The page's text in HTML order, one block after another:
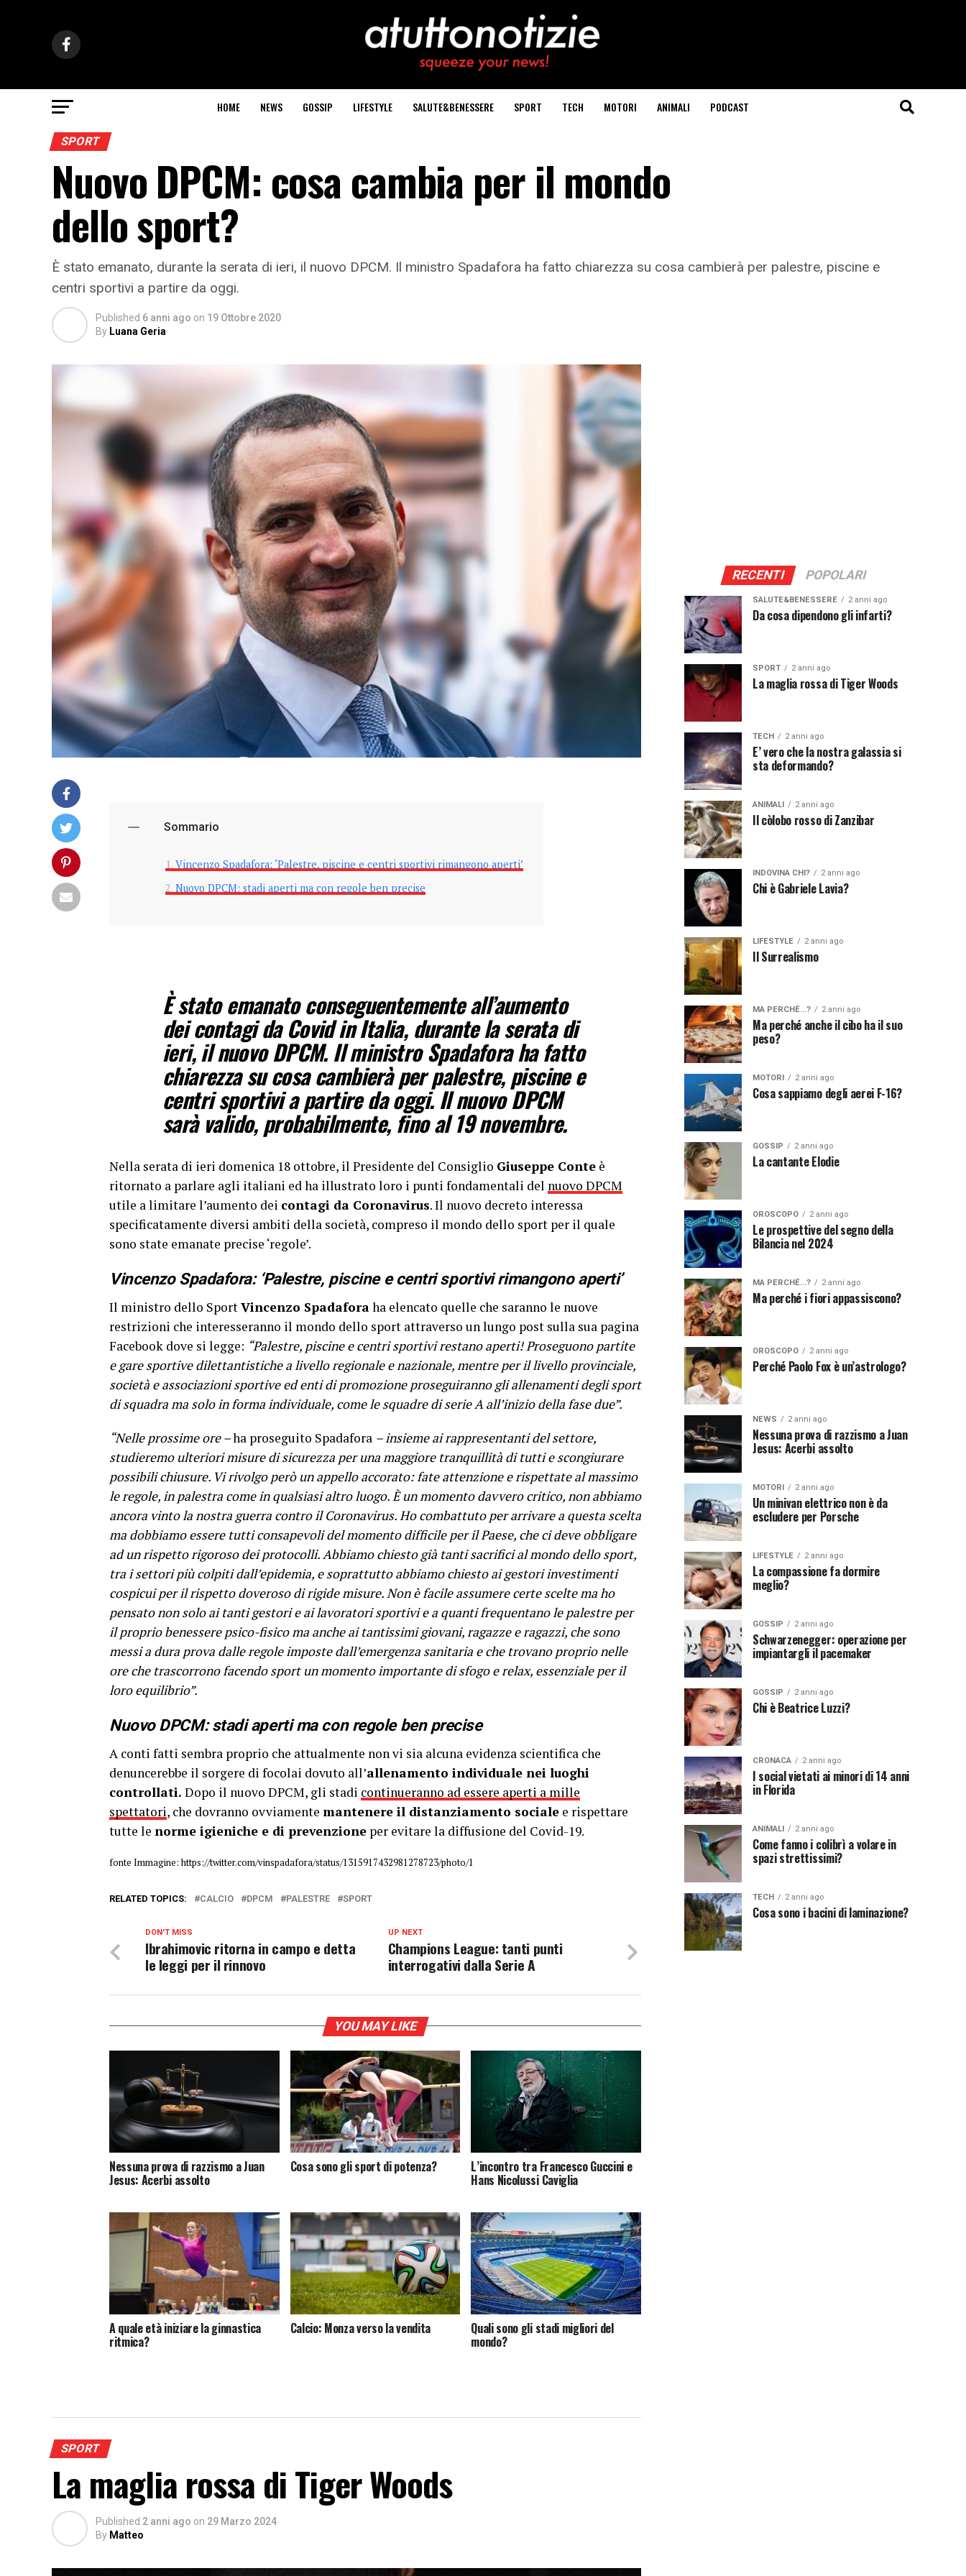
HOME NEWS GOSSIP LIFESTYLE SALUTE&BENESSERE SPORT TECH MOTORI ANIMALI PODCAST
SPORT
Nuovo DPCM: cosa cambia per il mondo
dello sport?
È stato emanato, durante la serata di ieri, il nuovo DPCM. Il ministro Spadafora ha fatto chiarezza su cosa cambierà per palestre, piscine e
centri sportivi a partire da oggi.
Published 6 anni ago on 19 Ottobre 2020
By Luana Geria
Sommario
Vincenzo Spadafora: ‘Palestre, piscine e centri sportivi rimangono aperti’
Nuovo DPCM: stadi aperti ma con regole ben precise
È stato emanato conseguentemente all’aumento
dei contagi da Covid in Italia, durante la serata di
ieri, il nuovo DPCM. Il ministro Spadafora ha fatto
chiarezza su cosa cambierà per palestre, piscine e
centri sportivi a partire da oggi. Il nuovo DPCM
sarà valido, probabilmente, fino al 19 novembre.
Nella serata di ieri domenica 18 ottobre, il Presidente del Consiglio Giuseppe Conte è
ritornato a parlare agli italiani ed ha illustrato loro i punti fondamentali del nuovo DPCM
utile a limitare l’aumento dei contagi da Coronavirus. Il nuovo decreto interessa
specificatamente diversi ambiti della società, compreso il mondo dello sport per il quale
sono state emanate precise ‘regole’.
Vincenzo Spadafora: ‘Palestre, piscine e centri sportivi rimangono aperti’
Il ministro dello SportVincenzo Spadaforaha elencato quelle che saranno le nuove
restrizioni che interesseranno il mondo dello sport attraverso un lungo post sulla sua pagina
Facebook dove si legge: “Palestre, piscine e centri sportivi restano aperti! Proseguono partite
e gare sportive dilettantistiche a livello regionale e nazionale, mentre per il livello provinciale,
società e associazioni sportive ed enti di promozione proseguiranno gli allenamenti degli sport
di squadra ma solo in forma individuale, come le squadre di serie A all’inizio della fase due”.
“Nelle prossime ore –ha proseguito Spadafora – insieme ai rappresentanti del settore,
studieremo ulteriori misure di sicurezza per una maggiore tranquillità di tutti e scongiurare
possibili chiusure. Vi rivolgo però un appello accorato: fate attenzione e rispettate al massimo
le regole, in palestra come in qualsiasi altro luogo. È un momento davvero critico, non abbiamo
ancora vinto la nostra guerra contro il Coronavirus. Ho combattuto per arrivare a questa scelta
ma dobbiamo essere tutti consapevoli del momento difficile per il Paese, che ci deve obbligare
ad un rispetto rigoroso dei protocolli. Abbiamo chiesto già tanti sacrifici al mondo dello sport,
tra i settori più colpiti dall’epidemia, e soprattutto abbiamo chiesto ai gestori investimenti
cospicui per il rispetto doveroso di rigide misure. Non è facile assumere certe scelte ma ho
pensato non solo ai tanti gestori e ai lavoratori sportivi e a quanti frequentano le palestre per
il proprio benessere psico-fisico ma anche ai tantissimi giovani, ragazze e ragazzi, che sono
messi a dura prova dalle regole imposte dall’emergenza sanitaria e che trovano proprio nelle
ore che trascorrono facendo sport un momento importante di sfogo e relax, essenziale per il
loro equilibrio”.
Nuovo DPCM: stadi aperti ma con regole ben precise
A conti fatti sembra proprio che attualmente non vi sia alcuna evidenza scientifica che
denuncerebbe il sorgere di focolai dovuto all’allenamento individuale nei luoghi
controllati. Dopo il nuovo DPCM, gli stadi continueranno ad essere aperti a mille
spettatori, che dovranno ovviamente mantenere il distanziamento sociale e rispettare
tutte le norme igieniche e di prevenzione per evitare la diffusione del Covid-19.
fonte Immagine: https://twitter.com/vinspadafora/status/1315917432981278723/photo/1
RELATED TOPICS: CALCIO DPCM PALESTRE SPORT
UP NEXT
Champions League: tanti punti
interrogativi dalla Serie A
DON'T MISS
Ibrahimovic ritorna in campo e detta
le leggi per il rinnovo
YOU MAY LIKE
Nessuna prova di razzismo a Juan
Jesus: Acerbi assolto
Cosa sono gli sport di potenza? L’incontro tra Francesco Guccini e
Hans Nicolussi Caviglia
A quale età iniziare la ginnastica
ritmica?
Calcio: Monza verso la vendita Quali sono gli stadi migliori del
mondo?
SPORT
La maglia rossa di Tiger Woods
Published 2 anni ago on 29 Marzo 2024
By Matteo
RECENTI POPOLARI
SALUTE&BENESSERE 2 anni ago
Da cosa dipendono gli infarti?
SPORT 2 anni ago
La maglia rossa di Tiger Woods
TECH 2 anni ago
E’ vero che la nostra galassia si
sta deformando?
ANIMALI 2 anni ago
Il còlobo rosso di Zanzibar
INDOVINA CHI? 2 anni ago
Chi è Gabriele Lavia?
LIFESTYLE 2 anni ago
Il Surrealismo
MA PERCHÉ...? 2 anni ago
Ma perché anche il cibo ha il suo
peso?
MOTORI 2 anni ago
Cosa sappiamo degli aerei F-16?
GOSSIP 2 anni ago
La cantante Elodie
OROSCOPO 2 anni ago
Le prospettive del segno della
Bilancia nel 2024
MA PERCHÉ...? 2 anni ago
Ma perché i fiori appassiscono?
OROSCOPO 2 anni ago
Perché Paolo Fox è un’astrologo?
NEWS 2 anni ago
Nessuna prova di razzismo a Juan
Jesus: Acerbi assolto
MOTORI 2 anni ago
Un minivan elettrico non è da
escludere per Porsche
LIFESTYLE 2 anni ago
La compassione fa dormire
meglio?
GOSSIP 2 anni ago
Schwarzenegger: operazione per
impiantargli il pacemaker
GOSSIP 2 anni ago
Chi è Beatrice Luzzi?
CRONACA 2 anni ago
I social vietati ai minori di 14 anni
in Florida
ANIMALI 2 anni ago
Come fanno i colibrì a volare in
spazi strettissimi?
TECH 2 anni ago
Cosa sono i bacini di laminazione?